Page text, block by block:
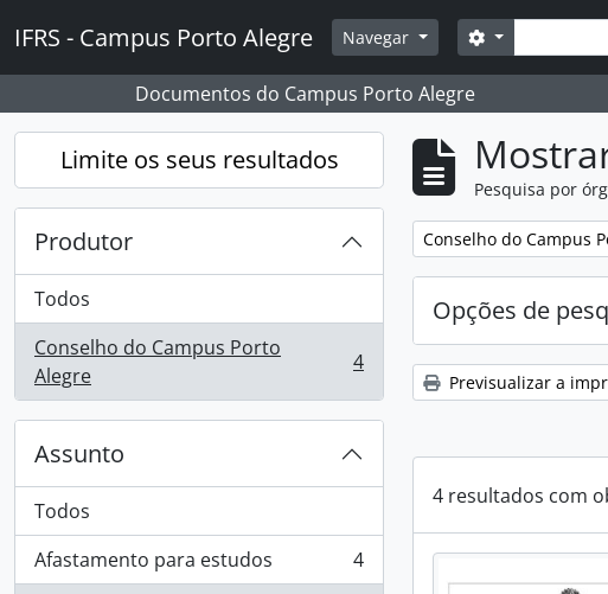
IFRS - Campus Porto Alegre Navegar Pesquisar
Opções de
Documentos do Campus Porto Alegre
Limite os seus resultados
Produtor
Todos
Conselho do Campus Porto
Alegre
, 4 resultados 4
Assunto
Todos
Afastamento para estudos
, 4 resultados
4
Pesquisa por
Remover filtro:
Conselho do Campus
Opções de
Previsualizar a
4 resultados com